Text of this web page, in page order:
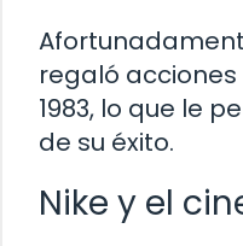
regaló
1983, lo que le
de su éxito.
Nike y el